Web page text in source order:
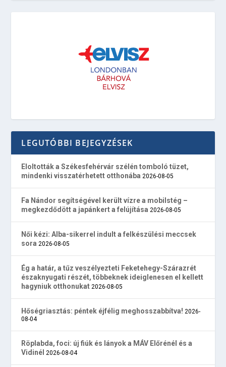
LEGUTÓBBI BEJEGYZÉSEK
Eloltották a Székesfehérvár szélén tomboló tüzet,
mindenki visszatérhetett otthonába 2026-08-05
Fa Nándor segítségével került vízre a mobilstég –
megkezdődött a japánkert a felújítása 2026-08-05
Női kézi: Alba-sikerrel indult a felkészülési meccsek
sora 2026-08-05
Ég a határ, a tűz veszélyezteti Feketehegy-Szárazrét
északnyugati részét, többeknek ideiglenesen el kellett
hagyniuk otthonukat 2026-08-05
Hőségriasztás: péntek éjfélig meghosszabbítva! 2026-
08-04
Röplabda, foci: új fiúk és lányok a MÁV Előrénél és a
Vidinél 2026-08-04